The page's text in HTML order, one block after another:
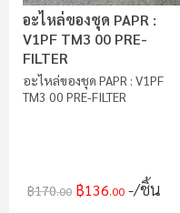
อะไหล่ของชุด PAPR :
V1PF TM3 00 PRE-
FILTER
อะไหล่ของชุด PAPR : V1PF
TM3 00 PRE-FILTER
฿170.00 ฿136.00 /ชิ้น